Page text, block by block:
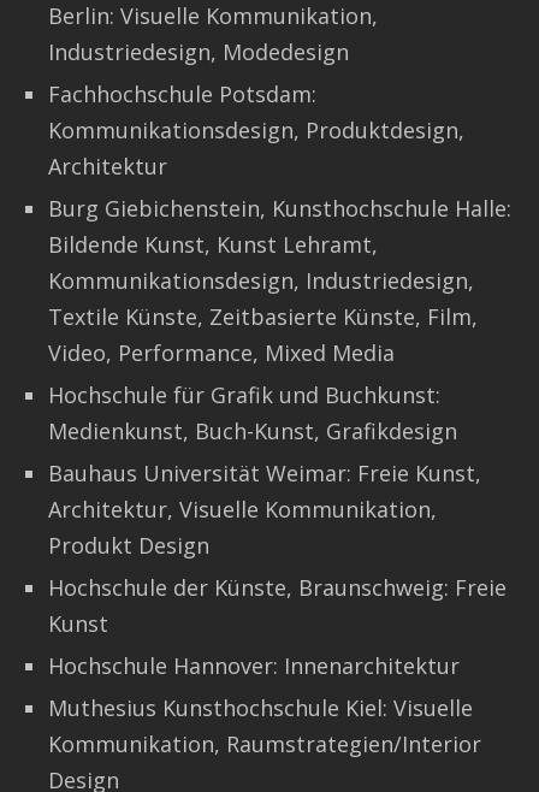
Berlin: Visuelle Kommunikation,
Industriedesign, Modedesign
Fachhochschule Potsdam:
Kommunikationsdesign, Produktdesign,
Architektur
Burg Giebichenstein, Kunsthochschule Halle:
Bildende Kunst, Kunst Lehramt,
Kommunikationsdesign, Industriedesign,
Textile Künste, Zeitbasierte Künste, Film,
Video, Performance, Mixed Media
Hochschule für Grafik und Buchkunst:
Medienkunst, Buch-Kunst, Grafikdesign
Bauhaus Universität Weimar: Freie Kunst,
Architektur, Visuelle Kommunikation,
Produkt Design
Hochschule der Künste, Braunschweig: Freie
Kunst
Hochschule Hannover: Innenarchitektur
Muthesius Kunsthochschule Kiel: Visuelle
Kommunikation, Raumstrategien/Interior
Design